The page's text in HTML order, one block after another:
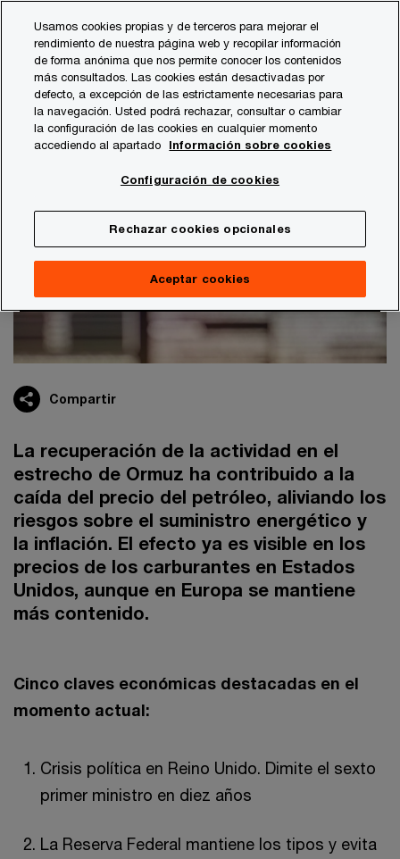
content
footer
Publicaciones
Julio de 2026
Claves económicas de PwC
Compartir
La recuperación de la actividad en el
estrecho de Ormuz ha contribuido a la
caída del precio del petróleo, aliviando los
riesgos sobre el suministro energético y
la inflación. El efecto ya es visible en los
precios de los carburantes en Estados
Unidos, aunque en Europa se mantiene
más contenido.
Cinco claves económicas destacadas en el
momento actual:
Crisis política en Reino Unido. Dimite el sexto
primer ministro en diez años
La Reserva Federal mantiene los tipos y evita
Usamos cookies propias y de terceros para mejorar el
rendimiento de nuestra página web y recopilar información
de forma anónima que nos permite conocer los contenidos
más consultados. Las cookies están desactivadas por
defecto, a excepción de las estrictamente necesarias para
la navegación. Usted podrá rechazar, consultar o cambiar
la configuración de las cookies en cualquier momento
accediendo al apartado
Información sobre cookies
Configuración de cookies
Rechazar cookies opcionales
Aceptar cookies